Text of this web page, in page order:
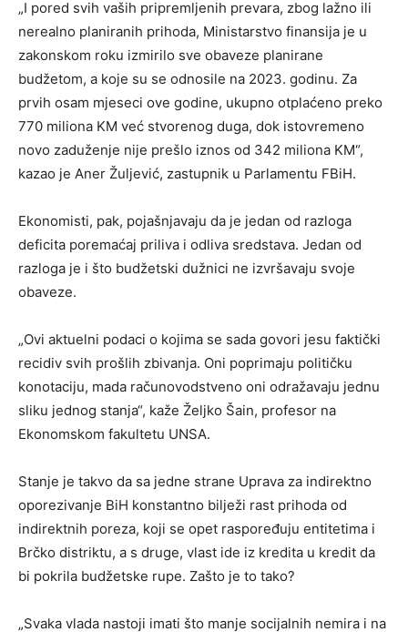
„I pored svih vaših pripremljenih prevara, zbog lažno ili
nerealno planiranih prihoda, Ministarstvo finansija je u
zakonskom roku izmirilo sve obaveze planirane
budžetom, a koje su se odnosile na 2023. godinu. Za
prvih osam mjeseci ove godine, ukupno otplaćeno preko
770 miliona KM već stvorenog duga, dok istovremeno
novo zaduženje nije prešlo iznos od 342 miliona KM“,
kazao je Aner Žuljević, zastupnik u Parlamentu FBiH.
Ekonomisti, pak, pojašnjavaju da je jedan od razloga
deficita poremaćaj priliva i odliva sredstava. Jedan od
razloga je i što budžetski dužnici ne izvršavaju svoje
obaveze.
„Ovi aktuelni podaci o kojima se sada govori jesu faktički
recidiv svih prošlih zbivanja. Oni poprimaju političku
konotaciju, mada računovodstveno oni odražavaju jednu
sliku jednog stanja“, kaže Željko Šain, profesor na
Ekonomskom fakultetu UNSA.
Stanje je takvo da sa jedne strane Uprava za indirektno
oporezivanje BiH konstantno bilježi rast prihoda od
indirektnih poreza, koji se opet raspoređuju entitetima i
Brčko distriktu, a s druge, vlast ide iz kredita u kredit da
bi pokrila budžetske rupe. Zašto je to tako?
„Svaka vlada nastoji imati što manje socijalnih nemira i na